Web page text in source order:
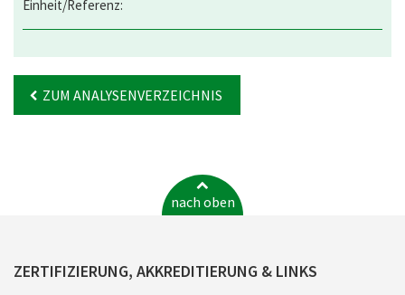
ZUM ANALYSENVERZEICHNIS
nach oben
ZERTIFIZIERUNG, AKKREDITIERUNG & LINKS